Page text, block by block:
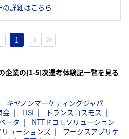
の詳細はこちら
1
企業の[1-5]次選考体験記一覧を見る
キヤノンマーケティングジャパ
会 TISI
トランスコスモス
ータ
NTTドコモソリューション
リューションズ
ワークスアプリケ